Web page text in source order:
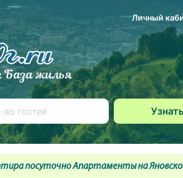
Личный
посуточно Апартаменты на